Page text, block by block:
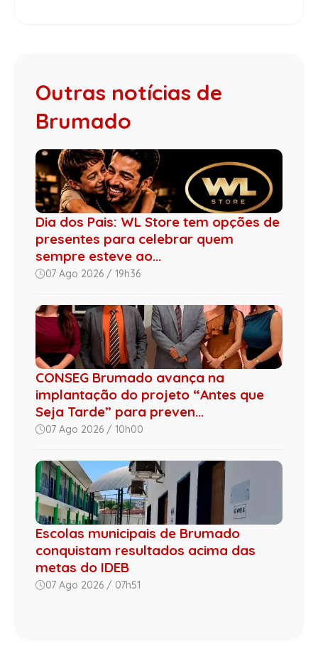
Outras notícias de
Brumado
Dia dos Pais: WL Store tem opções de
presentes para celebrar quem
sempre esteve ao...
07 Ago 2026 / 19h36
CONSEG Brumado avança na
implantação do projeto “Antes que
Seja Tarde” para preven...
07 Ago 2026 / 10h00
Escolas municipais de Brumado
conquistam resultados acima das
metas do IDEB
07 Ago 2026 / 07h51